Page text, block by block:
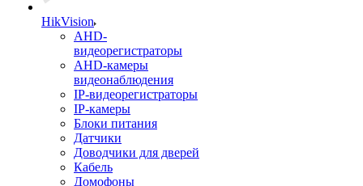
HikVision
AHD-
видеорегистраторы
AHD-камеры
видеонаблюдения
IP-видеорегистраторы
IP-камеры
Блоки питания
Датчики
Доводчики для дверей
Кабель
Домофоны